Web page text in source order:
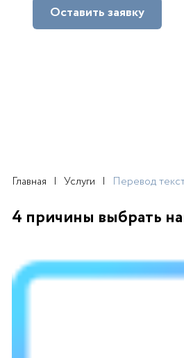
Оставить заявку
Главная Услуги Перевод
4 причины выбрать